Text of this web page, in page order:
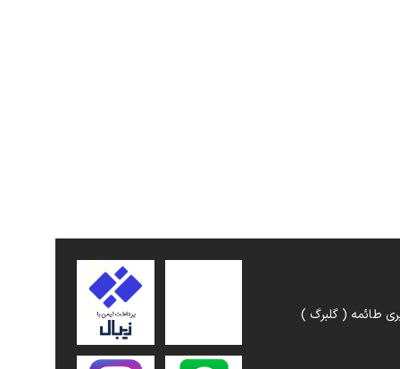
طائمه ( گلبرگ )